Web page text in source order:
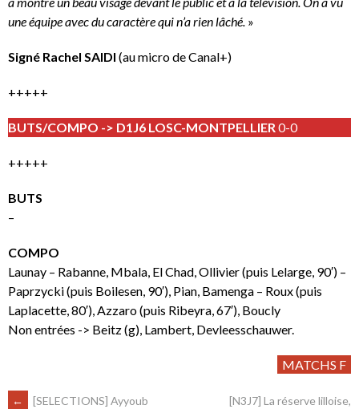
une équipe avec du caractère qui n’a rien lâché. »
Signé Rachel SAIDI (au micro de Canal+)
+++++
BUTS/COMPO -> D1J6 LOSC-MONTPELLIER0-0
+++++
BUTS
–
COMPO
Launay – Rabanne, Mbala, El Chad, Ollivier (puis Lelarge, 90′) –
Paprzycki (puis Boilesen, 90′), Pian, Bamenga – Roux (puis
Laplacette, 80′), Azzaro (puis Ribeyra, 67′), Boucly
Non entrées -> Beitz (g), Lambert, Devleesschauwer.
MATCHS F
←
[SELECTIONS] Ayyoub
[N3J7] La réserve lilloise,